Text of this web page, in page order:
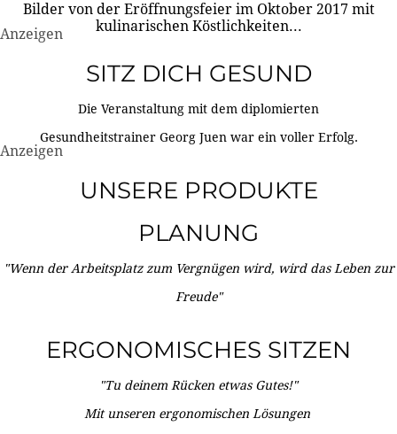
Bilder von der Eröffnungsfeier im Oktober 2017 mit
kulinarischen Köstlichkeiten...
Anzeigen
SITZ DICH GESUND
Die Veranstaltung mit dem diplomierten
Gesundheitstrainer Georg Juen war ein voller Erfolg.
Anzeigen
UNSERE PRODUKTE
PLANUNG
"Wenn der Arbeitsplatz zum Vergnügen wird, wird das Leben zur
Freude"
ERGONOMISCHES SITZEN
"Tu deinem Rücken etwas Gutes!"
Mit unseren ergonomischen Lösungen